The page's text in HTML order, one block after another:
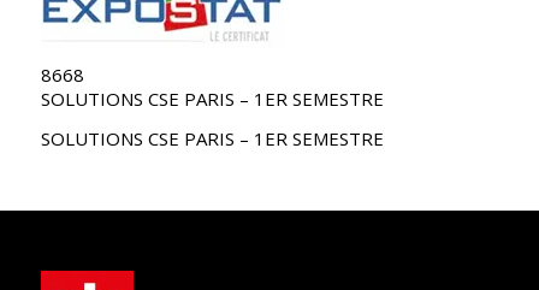
8668
SOLUTIONS CSE PARIS – 1ER SEMESTRE
SOLUTIONS CSE PARIS – 1ER SEMESTRE